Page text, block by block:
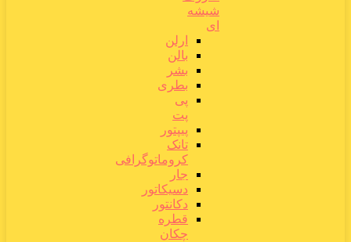
شیشه
ای
ارلن
بالن
بشر
بطری
پی
پت
پیپتور
تانک
کروماتوگرافی
جار
دسیکاتور
دکانتور
قطره
چکان